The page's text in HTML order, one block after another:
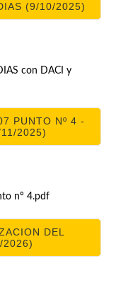
(9/10/2025)
con DACI y
PUNTO Nº 4 -
2025)
nº 4.pdf
DEL
2026)